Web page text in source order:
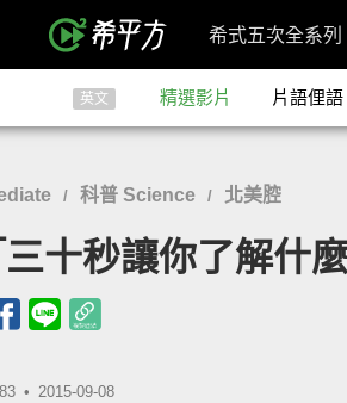
希式五次全系列
英文 精選影片 片語俚語
/ 科普 Science / 北美腔
三十秒讓你了解
• 2015-09-08